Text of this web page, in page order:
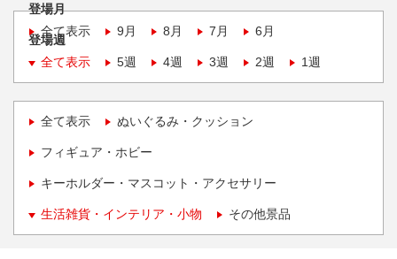
登場月
全て表示
9月 8月 7月 6月
登場週
全て表示
5週 4週 3週 2週 1週
全て表示 ぬいぐるみ・クッション
フィギュア・ホビー
キーホルダー・マスコット・アクセサリー
生活雑貨・インテリア・小物 その他景品